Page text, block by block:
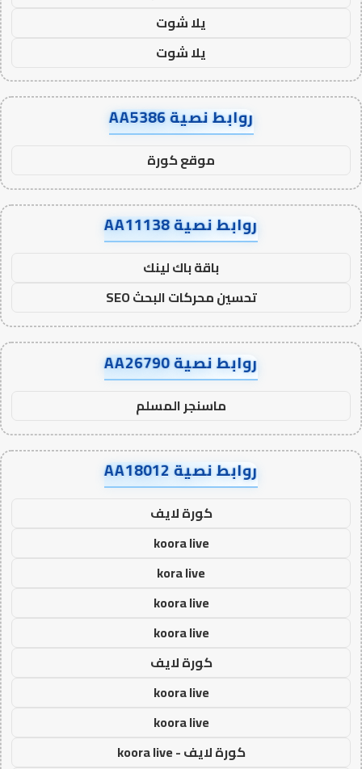
يلا شوت
يلا شوت
روابط نصية AA5386
موقع كورة
روابط نصية AA11138
باقة باك لينك
تحسين محركات البحث SEO
روابط نصية AA26790
ماسنجر المسلم
روابط نصية AA18012
كورة لايف
koora live
kora live
koora live
koora live
كورة لايف
koora live
koora live
كورة لايف - koora live